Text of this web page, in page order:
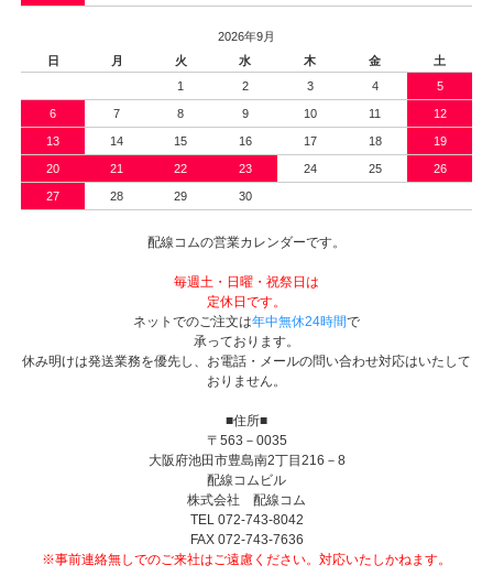
2026年9月
日
月 火 水 木 金
土
1
2 3 4 5
6 7 8 9 10 11 12
13 14 15 16 17 18 19
20 21 22 23 24 25 26
27 28 29 30
配線コムの営業カレンダーです。
毎週土・日曜・祝祭日は
定休日です。
ネットでのご注文は年中無休24時間で
承っております。
休み明けは発送業務を優先し、お電話・メールの問い合わせ対応はいたして
おりません。
■住所■
〒563－0035
大阪府池田市豊島南2丁目216－8
配線コムビル
株式会社 配線コム
TEL 072-743-8042
FAX 072-743-7636
※事前連絡無しでのご来社はご遠慮ください。対応いたしかねます。